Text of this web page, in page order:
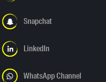
Snapchat
LinkedIn
WhatsApp Channel